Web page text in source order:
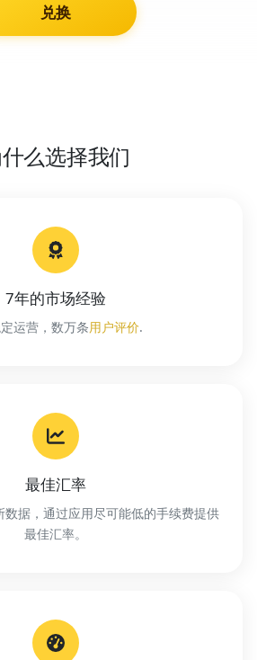
兑换
么选择我们
7年的市场经验
运营，数万条用户评价.
最佳汇率
数据，通过应用尽可能低的手续费提供
最佳汇率。